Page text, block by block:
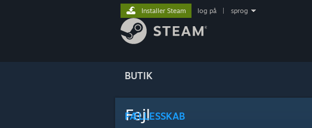
BUTIK
FÆLLESSKAB
Installer Steam log på sprog
Fejl